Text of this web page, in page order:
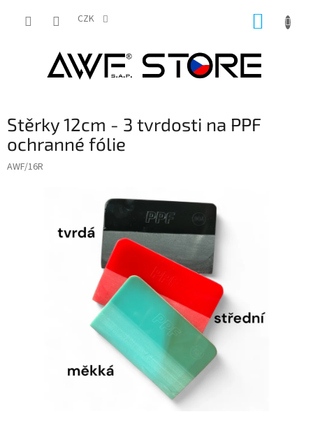
CZK
Stěrky 12cm - 3 tvrdosti na PPF
ochranné fólie
AWF/16R